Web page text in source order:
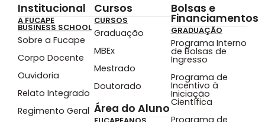
Institucional
A FUCAPE
BUSINESS SCHOOL
Sobre a Fucape
Corpo Docente
Ouvidoria
Relato Integrado
Regimento Geral
Cursos
CURSOS
Graduação
MBEx
Mestrado
Doutorado
Área do Aluno
Bolsas e
Financiamentos
GRADUAÇÃO
Programa Interno
de Bolsas de
Ingresso
Programa de
Incentivo à
Iniciação
Científica
Programa de